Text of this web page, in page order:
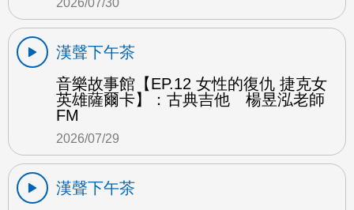
2026/07/30
漢聲下午茶
音樂故事館【EP.12 女性的復仇 捷克女
英雄薩爾卡】：古典吉他 楊昱泓老師
FM
2026/07/29
漢聲下午茶